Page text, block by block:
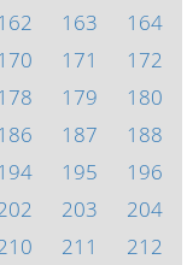
162 163
164
170 171
172
178 179
180
186 187
188
194 195
196
203
204
211
212